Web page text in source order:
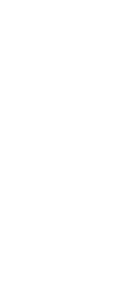
ou du neuf,
d’utilitaires
de prix et
du
de